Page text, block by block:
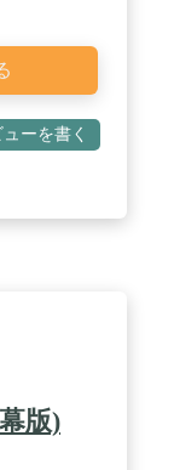
ューを書く
版)